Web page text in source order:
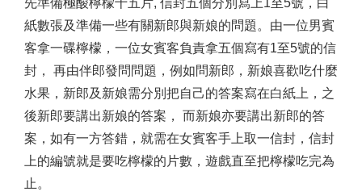
先準備極酸檸檬十五片, 信封五個分別寫上1至5號，白
紙數張及準備一些有關新郎與新娘的問題。由一位男賓
客拿一碟檸檬，一位女賓客負責拿五個寫有1至5號的信
封， 再由伴郎發問問題，例如問新郎，新娘喜歡吃什麼
水果，新郎及新娘需分別把自己的答案寫在白紙上，之
後新郎要講出新娘的答案， 而新娘亦要講出新郎的答
案，如有一方答錯，就需在女賓客手上取一信封，信封
上的編號就是要吃檸檬的片數，遊戲直至把檸檬吃完為
止。